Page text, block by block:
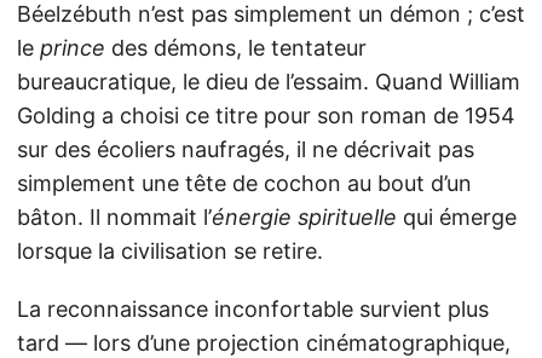
Béelzébuth n’est pas simplement un démon ; c’est
le prince des démons, le tentateur
bureaucratique, le dieu de l’essaim. Quand William
Golding a choisi ce titre pour son roman de 1954
sur des écoliers naufragés, il ne décrivait pas
simplement une tête de cochon au bout d’un
bâton. Il nommait l’énergie spirituelle qui émerge
lorsque la civilisation se retire.
La reconnaissance inconfortable survient plus
tard — lors d’une projection cinématographique,